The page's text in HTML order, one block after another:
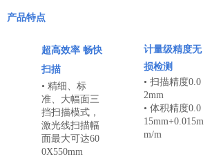
产品特点
超高效率 畅快
扫描
• 精细、标
准、大幅面三
挡扫描模式，
激光线扫描幅
面最大可达60
0X550mm
计量级精度无
损检测
• 扫描精度0.0
2mm
• 体积精度0.0
15mm+0.015m
m/m